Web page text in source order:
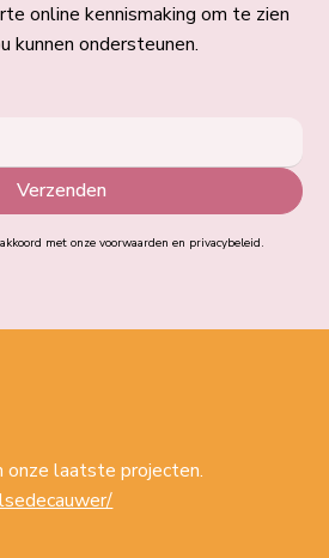
online kennismaking om te zien
kunnen ondersteunen.
met onze voorwaarden en privacybeleid.
onze laatste projecten.